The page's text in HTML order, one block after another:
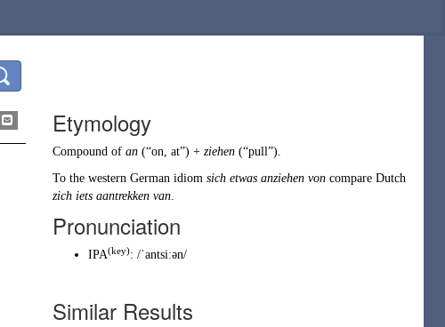
Etymology
Compound of an (“on, at”) + ziehen (“pull”).
To the western German idiom sich etwas anziehen von compare Dutch
zich iets aantrekken van.
Pronunciation
IPA(key): /ˈantsiːən/
Similar Results